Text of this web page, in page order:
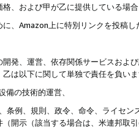
、および甲が乙に提供している場
、Amazon上に特別リンクを投稿
発、運営、依存関係サービスおよ
は以下に関して単独で責任を負い
備の技術的運営、
条例、規則、政令、命令、ライセ
開示（該当する場合は、米連邦取